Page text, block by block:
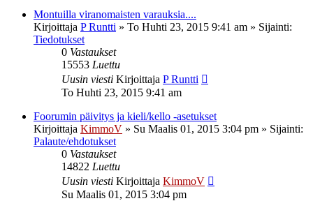
Montuilla viranomaisten varauksia....
Kirjoittaja P Runtti » To Huhti 23, 2015 9:41 am » Sijainti:
Tiedotukset
0 Vastaukset
15553 Luettu
Uusin viesti Kirjoittaja P Runtti
To Huhti 23, 2015 9:41 am
Foorumin päivitys ja kieli/kello -asetukset
Kirjoittaja KimmoV » Su Maalis 01, 2015 3:04 pm » Sijainti:
Palaute/ehdotukset
0 Vastaukset
14822 Luettu
Uusin viesti Kirjoittaja KimmoV
Su Maalis 01, 2015 3:04 pm